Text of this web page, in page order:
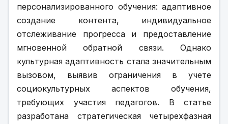
персонализированного обучения: адаптивное
создание контента, индивидуальное
отслеживание прогресса и предоставление
мгновенной обратной связи. Однако
культурная адаптивность стала значительным
вызовом, выявив ограничения в учете
социокультурных аспектов обучения,
требующих участия педагогов. В статье
разработана стратегическая четырехфазная